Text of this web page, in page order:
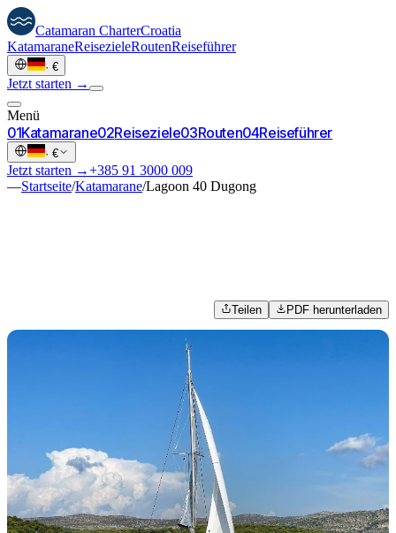
Catamaran CharterCroatia
KatamaraneReisezieleRoutenReiseführer
· €
Jetzt starten →
Menü
01Katamarane02Reiseziele03Routen04Reiseführer
· €
Jetzt starten →+385 91 3000 009
—Startseite/Katamarane/Lagoon 40 Dugong
Teilen PDF herunterladen